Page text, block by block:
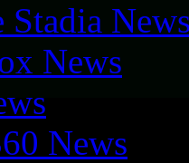
Stadia
News
News